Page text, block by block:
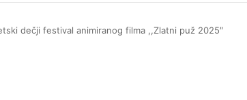
dečji festival animiranog filma ,,Zlatni puž 2025″